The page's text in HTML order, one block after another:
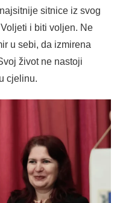
sitnice iz svog
i biti voljen. Ne
u sebi, da izmirena
život ne nastoji
cjelinu.